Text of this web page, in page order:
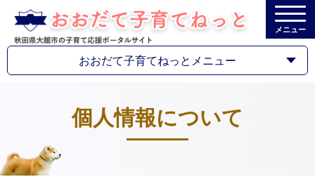
メニュー
おおだて子育てねっとメニュー
個人情報について